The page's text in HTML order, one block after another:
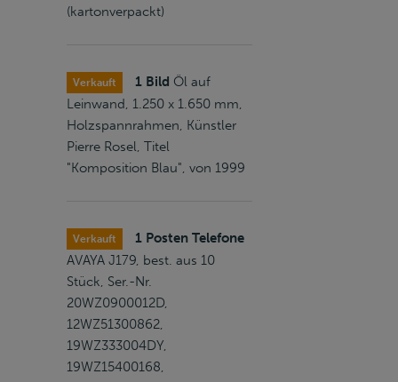
(kartonverpackt)
Verkauft 1 Bild Öl auf
Leinwand, 1.250 x 1.650 mm,
Holzspannrahmen, Künstler
Pierre Rosel, Titel
"Komposition Blau", von 1999
Verkauft
1 Posten Telefone
AVAYA J179, best. aus 10
Stück, Ser.-Nr.
20WZ0900012D,
12WZ51300862,
19WZ333004DY,
19WZ15400168,